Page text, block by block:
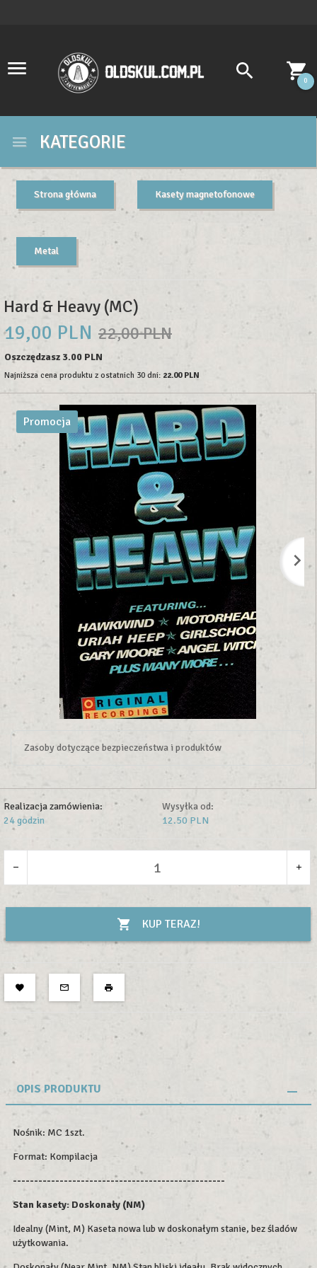
0
KATEGORIE
Strona główna Kasety magnetofonowe
Metal
Hard & Heavy (MC)
19,00 PLN 22,00 PLN
Oszczędzasz 3.00 PLN
Najniższa cena produktu z ostatnich 30 dni: 22.00 PLN
Promocja
Zasoby dotyczące bezpieczeństwa i produktów
Realizacja zamówienia:
24 godzin
Wysyłka od:
12.50 PLN
KUP TERAZ!
OPIS PRODUKTU
Nośnik: MC 1szt.
Format: Kompilacja
--------------------------------------------------
Stan kasety: Doskonały (NM)
Idealny (Mint, M) Kaseta nowa lub w doskonałym stanie, bez śladów
użytkowania.